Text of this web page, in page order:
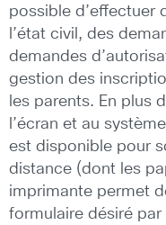
possible d’effectuer
l’état civil, des
demandes
gestion des
les parents. En plus
l’écran et au
est disponible pour
distance (dont les
imprimante permet
formulaire désiré par